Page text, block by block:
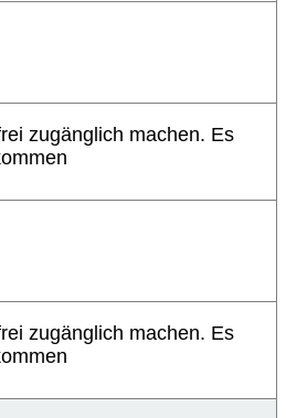
zugänglich machen. Es
zugänglich machen. Es